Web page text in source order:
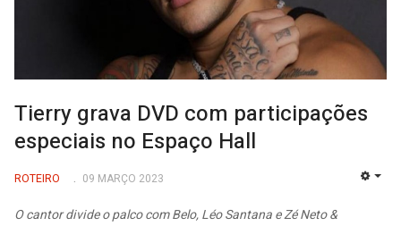
Tierry grava DVD com participações
especiais no Espaço Hall
ROTEIRO 09 MARÇO 2023
O cantor divide o palco com Belo, Léo Santana e Zé Neto &